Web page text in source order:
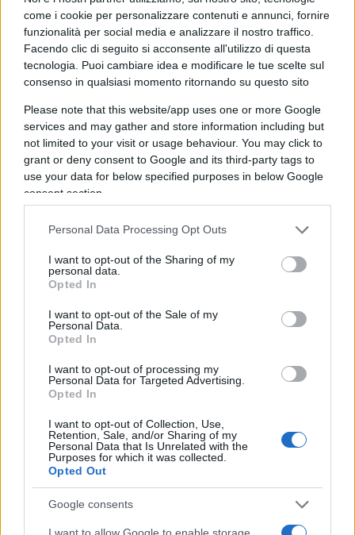
come i cookie per personalizzare contenuti e annunci, fornire
funzionalità per social media e analizzare il nostro traffico.
Facendo clic di seguito si acconsente all'utilizzo di questa
tecnologia. Puoi cambiare idea e modificare le tue scelte sul
consenso in qualsiasi momento ritornando su questo sito
Please note that this website/app uses one or more Google
services and may gather and store information including but
not limited to your visit or usage behaviour. You may click to
grant or deny consent to Google and its third-party tags to
use your data for below specified purposes in below Google
consent section.
Personal Data Processing Opt Outs
I want to opt-out of the Sharing of my
personal data.
Opted In
I want to opt-out of the Sale of my
Personal Data.
Opted In
I want to opt-out of processing my
Personal Data for Targeted Advertising.
Opted In
I want to opt-out of Collection, Use,
Retention, Sale, and/or Sharing of my
Personal Data that Is Unrelated with the
Purposes for which it was collected.
Opted Out
Google consents
I want to allow Google to enable storage
quantomeno, imbarazzo. L’ultima uscita di
“Satanello”, così lo chiamano a Montecitorio,
durante la manifestazione di FdI Atreju, lo ha visto
direzionare l’incontro sulla giustizia sul classico
aut aut “o con noi o contro di noi”, a favore di cori
da stadio urlati dalla platea, sbigottendo Nordio e
la brava Giulia Bongiorno.
Gli altarini della sinistra
giustizia in Italia non giova nessuno dei due
atteggiamenti:la giustizia non va urlata né
silenziata, ma va certamente riformata e resa
resto ci chiede anche l’Europa. Alcune ipocrisie
del nostro Bel Paese le porta alla luce
nel suo libroGli altarini della sinistra –
Giustizia, immigrazione corruzione: come la realtà
racconta di come uno stantìo canovaccio dei
“mantra” di sinistra sulla giustizia, con la cappa di
piombo della corrente di magistratura
democratica, oscuri una serie di “singolarità” che